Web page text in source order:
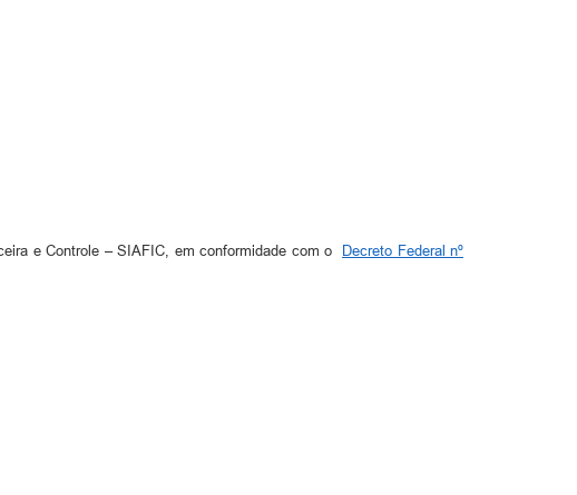
e Controle – SIAFIC, em conformidade com o
Decreto Federal nº